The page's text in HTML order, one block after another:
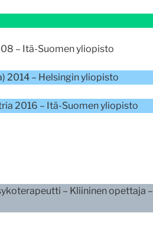
– Itä-Suomen yliopisto
2014 – Helsingin yliopisto
2016 – Itä-Suomen yliopisto
– Kliininen opettaja –